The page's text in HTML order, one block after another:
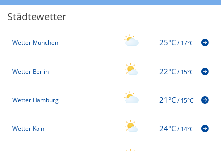
Städtewetter
Wetter München 25°C/17°C
Wetter Berlin 22°C/15°C
Wetter Hamburg 21°C/15°C
Wetter Köln 24°C/14°C